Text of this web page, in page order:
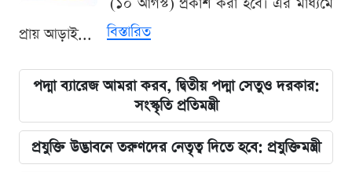
প্রায় আড়াই...
বিস্তারিত
পদ্মা ব্যারেজ আমরা করব, দ্বিতীয় পদ্মা সেতুও দরকার:
সংস্কৃতি প্রতিমন্ত্রী
প্রযুক্তি উদ্ভাবনে তরুণদের নেতৃত্ব দিতে হবে: প্রযুক্তিমন্ত্রী